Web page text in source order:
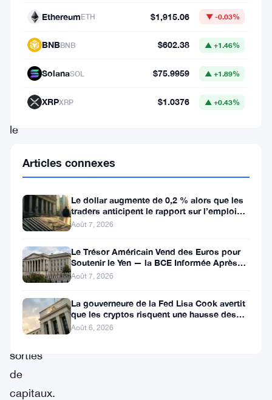
mois.
Cette
prévision
intervient
alors
le
sud-
des
mesures
pour
limiter
les
sorties
de
capitaux.
EthereumETH $1,915.06 ▼ -0.03%
BNBBNB $602.38 ▲ +1.46%
SolanaSOL $75.9959 ▲ +1.89%
XRPXRP $1.0376 ▲ +0.43%
Articles connexes
Le dollar augmente de 0,2 % alors que les
traders anticipent le rapport sur l’emploi
aux États-Unis
Août 7, 2026
Le Trésor Américain Vend des Euros pour
Soutenir le Yen — la BCE Informée Après
Coup
Août 7, 2026
La gouverneure de la Fed Lisa Cook avertit
que les cryptos risquent une hausse des
taux
Août 6, 2026